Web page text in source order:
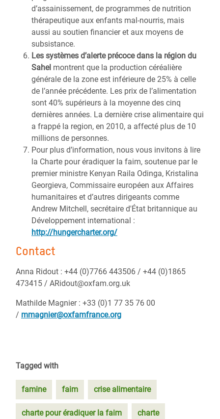
d’assainissement, de programmes de nutrition
thérapeutique aux enfants mal-nourris, mais
aussi au soutien financier et aux moyens de
subsistance.
Les systèmes d’alerte précoce dans la région du
Sahel montrent que la production céréalière
générale de la zone est inférieure de 25% à celle
de l’année précédente. Les prix de l’alimentation
sont 40% supérieurs à la moyenne des cinq
dernières années. La dernière crise alimentaire qui
a frappé la region, en 2010, a affecté plus de 10
millions de personnes.
Pour plus d’information, nous vous invitons à lire
la Charte pour éradiquer la faim, soutenue par le
premier ministre Kenyan Raila Odinga, Kristalina
Georgieva, Commissaire européen aux Affaires
humanitaires et d’autres dirigeants comme
Andrew Mitchell, secrétaire d'État britannique au
Développement international :
http://hungercharter.org/
Contact
Anna Ridout : +44 (0)7766 443506 / +44 (0)1865
473415 / ARidout@oxfam.org.uk
Mathilde Magnier : +33 (0)1 77 35 76 00
/ mmagnier@oxfamfrance.org
Tagged with
famine faim crise alimentaire
charte pour éradiquer la faim charte